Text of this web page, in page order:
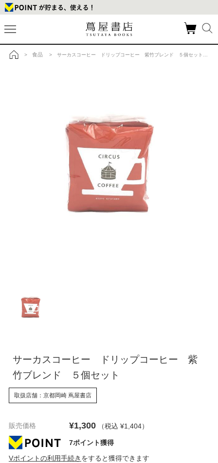
> 食品 > サーカスコーヒー ドリップコーヒー 紫竹ブレンド ５個セットの商品詳細
サーカスコーヒー ドリップコーヒー 紫
竹ブレンド ５個セット
取扱店舗：京都岡崎 蔦屋書店
販売価格 ¥1,300 （税込 ¥1,404）
7ポイント獲得
Vポイントの利用手続き をすると獲得できます